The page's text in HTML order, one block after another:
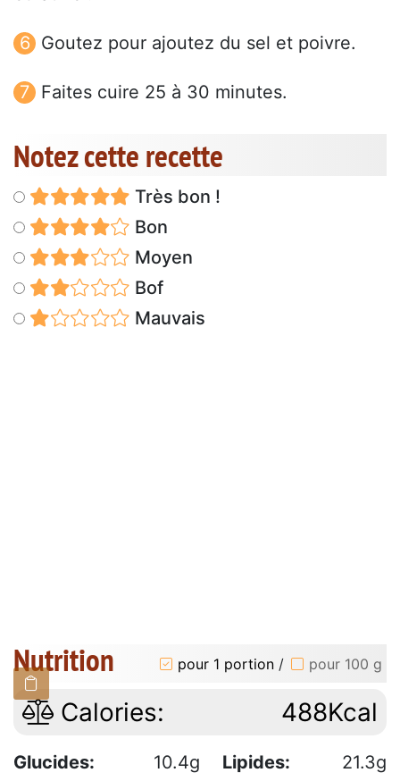
Goutez pour ajoutez du sel et poivre.
Faites cuire 25 à 30 minutes.
Notez cette recette
Très bon !
Bon
Moyen
Bof
Mauvais
Nutrition pour 1 portion / pour 100 g
Calories: 488Kcal
Glucides: 10.4g Lipides:
21.3g